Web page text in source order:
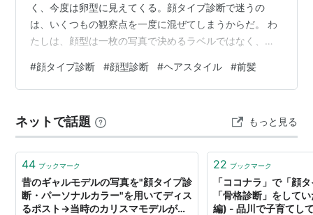
く、今度は卵型に見えてくる。顔タイプ診断で迷うの
は、いくつもの観察点を一度に混ぜてしまうからだ。 わ
たしは、顔型は一枚の写真で決めるラベルではなく、髪
いいと思っている。ここでは写真の条件をそろえ、縦横
比 → 輪郭 → あご → 直線・曲線の順で、丸顔・面長・卵
形」と「顔タイプ診断®」 まず、比べられる正面写真を
用意する 丸顔・面長・卵型は、この順で見る 「直線か曲
線か」は、顔型を決めたあと 顔タイ…
#顔タイプ診断 #顔型診断 #ヘアスタイル #前髪
ネットで話題 もっと見る
44 ブックマーク
昔のギャルモデルの写真を"顔タイプ診
断・パーソナルカラー"を用いてディス
るポスト→当時のカリスマモデルが鬼
22 ブックマーク
「ココナラ」で「顔
「骨格診断」をして
編) - 品川で子育てし